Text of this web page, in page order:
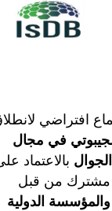
افتراضي لانطلاق
في مجال
بالاعتماد على
من قبل
الدولية